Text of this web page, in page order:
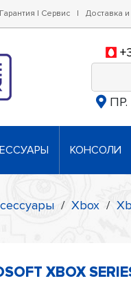
Гарантия | Сервис | Доставка
КОНСОЛИ
/ Xbox /
XBOX